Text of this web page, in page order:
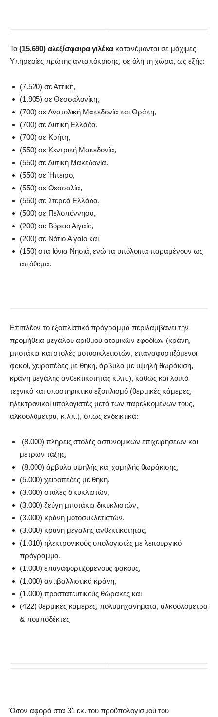
Τα (15.690) αλεξίσφαιρα γιλέκα κατανέμονται σε μάχιμες
Υπηρεσίες πρώτης ανταπόκρισης, σε όλη τη χώρα, ως εξής:
(7.520) σε Αττική,
(1.905) σε Θεσσαλονίκη,
(700) σε Ανατολική Μακεδονία και Θράκη,
(700) σε Δυτική Ελλάδα,
(700) σε Κρήτη,
(550) σε Κεντρική Μακεδονία,
(550) σε Δυτική Μακεδονία.
(550) σε Ήπειρο,
(550) σε Θεσσαλία,
(550) σε Στερεά Ελλάδα,
(500) σε Πελοπόννησο,
(200) σε Βόρειο Αιγαίο,
(200) σε Νότιο Αιγαίο και
(150) στα Ιόνια Νησιά, ενώ τα υπόλοιπα παραμένουν ως
απόθεμα.
Επιπλέον το εξοπλιστικό πρόγραμμα περιλαμβάνει την
προμήθεια μεγάλου αριθμού ατομικών εφοδίων (κράνη,
μποτάκια και στολές μοτοσικλετιστών, επαναφορτιζόμενοι
φακοί, χειροπέδες με θήκη, άρβυλα με υψηλή θωράκιση,
κράνη μεγάλης ανθεκτικότητας κ.λπ.), καθώς και λοιπό
τεχνικό και υποστηρικτικό εξοπλισμό (θερμικές κάμερες,
ηλεκτρονικοί υπολογιστές μετά των παρελκομένων τους,
αλκοολόμετρα, κ.λπ.), όπως ενδεικτικά:
(8.000) πλήρεις στολές αστυνομικών επιχειρήσεων και
μέτρων τάξης,
(8.000) άρβυλα υψηλής και χαμηλής θωράκισης,
(5.000) χειροπέδες με θήκη,
(3.000) στολές δικυκλιστών,
(3.000) ζεύγη μποτάκια δικυκλιστών,
(3.000) κράνη μοτοσυκλετιστών,
(3.000) κράνη μεγάλης ανθεκτικότητας,
(1.010) ηλεκτρονικούς υπολογιστές με λειτουργικό
πρόγραμμα,
(1.000) επαναφορτιζόμενους φακούς,
(1.000) αντιβαλλιστικά κράνη,
(1.000) προστατευτικούς θώρακες και
(422) θερμικές κάμερες, πολυμηχανήματα, αλκοολόμετρα
& πομποδέκτες
Όσον αφορά στα 31 εκ. του προϋπολογισμού του